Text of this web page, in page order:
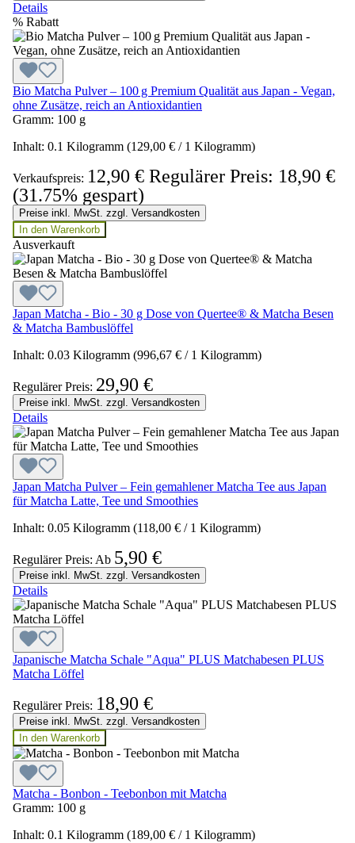
Details
% Rabatt
Bio Matcha Pulver – 100 g Premium Qualität aus Japan - Vegan,
ohne Zusätze, reich an Antioxidantien
Gramm: 100 g
Inhalt: 0.1 Kilogramm (129,00 € / 1 Kilogramm)
Verkaufspreis: 12,90 € Regulärer Preis: 18,90 €
(31.75% gespart)
Preise inkl. MwSt. zzgl. Versandkosten
In den Warenkorb
Ausverkauft
Japan Matcha - Bio - 30 g Dose von Quertee® & Matcha Besen
& Matcha Bambuslöffel
Inhalt: 0.03 Kilogramm (996,67 € / 1 Kilogramm)
Regulärer Preis: 29,90 €
Preise inkl. MwSt. zzgl. Versandkosten
Details
Japan Matcha Pulver – Fein gemahlener Matcha Tee aus Japan
für Matcha Latte, Tee und Smoothies
Inhalt: 0.05 Kilogramm (118,00 € / 1 Kilogramm)
Regulärer Preis: Ab 5,90 €
Preise inkl. MwSt. zzgl. Versandkosten
Details
Japanische Matcha Schale "Aqua" PLUS Matchabesen PLUS
Matcha Löffel
Regulärer Preis: 18,90 €
Preise inkl. MwSt. zzgl. Versandkosten
In den Warenkorb
Matcha - Bonbon - Teebonbon mit Matcha
Gramm: 100 g
Inhalt: 0.1 Kilogramm (189,00 € / 1 Kilogramm)